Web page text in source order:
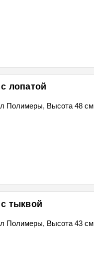
лопатой
Полимеры, Высота 48 см
тыквой
Полимеры, Высота 43 см